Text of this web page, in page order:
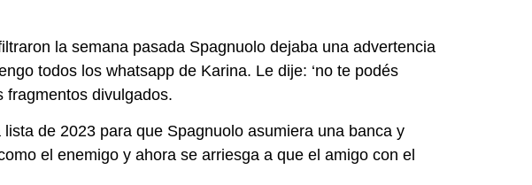
la semana pasada Spagnuolo dejaba una advertencia
todos los whatsapp de Karina. Le dije: ‘no te podés
fragmentos divulgados.
de 2023 para que Spagnuolo asumiera una banca y
el enemigo y ahora se arriesga a que el amigo con el